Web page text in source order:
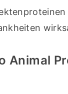
Animal